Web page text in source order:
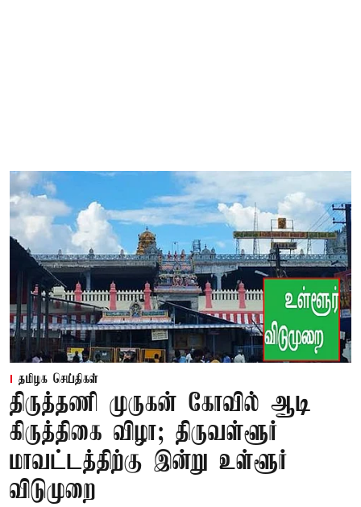
தமிழக செய்திகள்
திருத்தணி முருகன் கோவில் ஆடி
கிருத்திகை விழா; திருவள்ளூர்
மாவட்டத்திற்கு இன்று உள்ளூர்
விடுமுறை